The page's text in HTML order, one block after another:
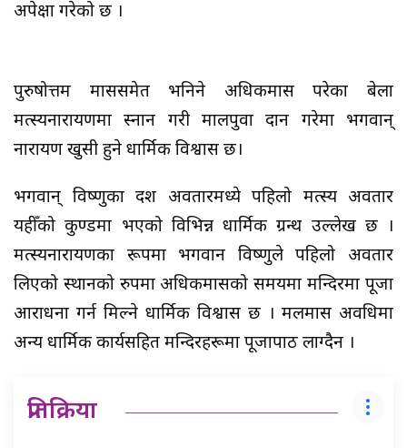
अपेक्षा गरेको छ ।
पुरुषोत्तम माससमेत भनिने अधिकमास परेका बेला
मत्स्यनारायणमा स्नान गरी मालपुवा दान गरेमा भगवान्
नारायण खुसी हुने धार्मिक विश्वास छ।
भगवान् विष्णुका दश अवतारमध्ये पहिलो मत्स्य अवतार
यहीँको कुण्डमा भएको विभिन्न धार्मिक ग्रन्थ उल्लेख छ ।
मत्स्यनारायणका रूपमा भगवान विष्णुले पहिलो अवतार
लिएको स्थानको रुपमा अधिकमासको समयमा मन्दिरमा पूजा
आराधना गर्न मिल्ने धार्मिक विश्वास छ । मलमास अवधिमा
अन्य धार्मिक कार्यसहित मन्दिरहरूमा पूजापाठ लाग्दैन ।
प्रतिक्रिया